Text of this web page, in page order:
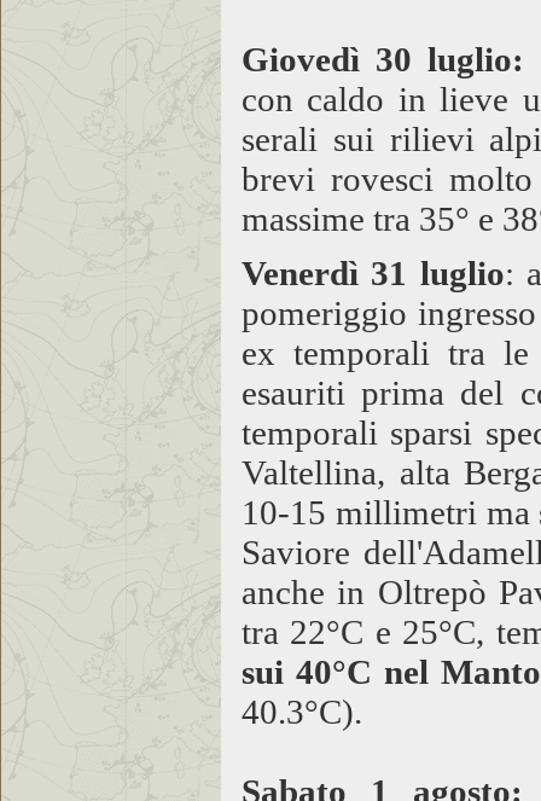
Giovedì 30 luglio:
con caldo in lieve
serali sui rilievi
brevi rovesci
massime tra 35° e
Venerdì 31 luglio:
pomeriggio
ex temporali tra
esauriti prima del
temporali sparsi
Valtellina, alta
10-15 millimetri ma
Saviore
anche in Oltrepò
tra 22°C e 25°C,
sui 40°C nel
40.3°C).
Sabato 1 agosto: